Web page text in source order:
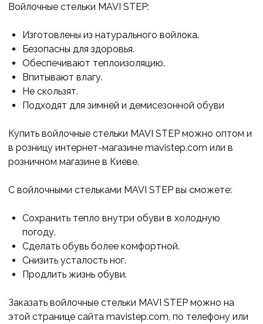
Войлочные стельки MAVI STEP:
Изготовлены из натурального войлока.
Безопасны для здоровья.
Обеспечивают теплоизоляцию.
Впитывают влагу.
Не скользят.
Подходят для зимней и демисезонной обуви
Купить войлочные стельки MAVI STEP можно оптом и
в розницу интернет-магазине mavistep.com или в
розничном магазине в Киеве.
С войлочными стельками MAVI STEP вы сможете:
Сохранить тепло внутри обуви в холодную
погоду.
Сделать обувь более комфортной.
Снизить усталость ног.
Продлить жизнь обуви.
Заказать войлочные стельки MAVI STEP можно на
этой странице сайта mavistep.com, по телефону или